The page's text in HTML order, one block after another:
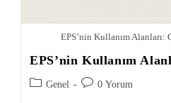
EPS’nin Kullanım Alanları:
EPS’nin Kullanım
Genel 0 Yorum